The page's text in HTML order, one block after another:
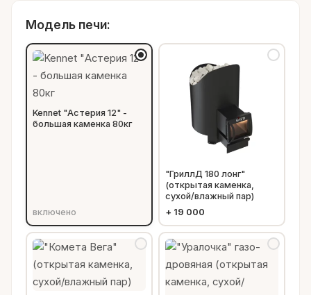
Модель печи:
Kennet "Астерия 12" -
большая каменка 80кг
включено
"ГриллД 180 лонг"
(открытая каменка,
сухой/влажный пар)
+ 19 000